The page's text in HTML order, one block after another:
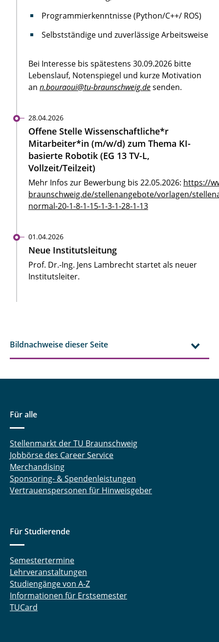
Programmierkenntnisse (Python/C++/ ROS)
Selbstständige und zuverlässige Arbeitsweise
Bei Interesse bis spätestens 30.09.2026 bitte
Lebenslauf, Notenspiegel und kurze Motivation
an n.bouraoui@tu-braunschweig.desenden.
28.04.2026
Offene Stelle Wissenschaftliche*r
Mitarbeiter*in (m/w/d) zum Thema KI-
basierte Robotik (EG 13 TV-L,
Vollzeit/Teilzeit)
Mehr Infos zur Bewerbung bis 22.05.2026: https://
braunschweig.de/stellenangebote/vorlagen/
normal-20-1-8-1-15-1-3-1-28-1-13
01.04.2026
Neue Institutsleitung
Prof. Dr.-Ing. Jens Lambrecht startet als neuer
Institutsleiter.
Bildnachweise dieser Seite
Für alle
Stellenmarkt der TU Braunschweig
Jobbörse des Career Service
Merchandising
Sponsoring- & Spendenleistungen
Vertrauenspersonen für Hinweisgeber
Für Studierende
Semestertermine
Lehrveranstaltungen
Studiengänge von A-Z
Informationen für Erstsemester
TUCard